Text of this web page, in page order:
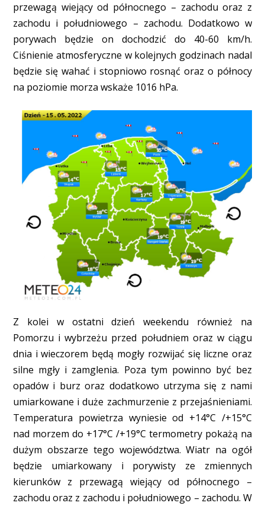
przewagą wiejący od północnego – zachodu oraz z
zachodu i południowego – zachodu. Dodatkowo w
porywach będzie on dochodzić do 40-60 km/h.
Ciśnienie atmosferyczne w kolejnych godzinach nadal
będzie się wahać i stopniowo rosnąć oraz o północy
na poziomie morza wskaże 1016 hPa.
Z kolei w ostatni dzień weekendu również na
Pomorzu i wybrzeżu przed południem oraz w ciągu
dnia i wieczorem będą mogły rozwijać się liczne oraz
silne mgły i zamglenia. Poza tym powinno być bez
opadów i burz oraz dodatkowo utrzyma się z nami
umiarkowane i duże zachmurzenie z przejaśnieniami.
Temperatura powietrza wyniesie od +14°C /+15°C
nad morzem do +17°C /+19°C termometry pokażą na
dużym obszarze tego województwa. Wiatr na ogół
będzie umiarkowany i porywisty ze zmiennych
kierunków z przewagą wiejący od północnego –
zachodu oraz z zachodu i południowego – zachodu. W